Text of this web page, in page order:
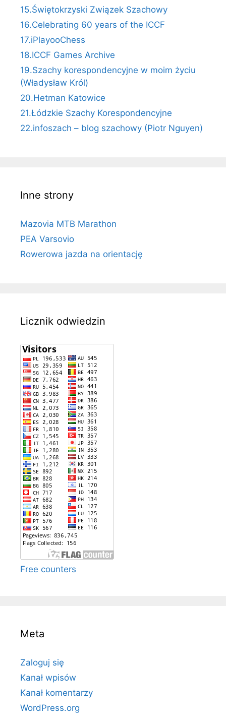
15.Świętokrzyski Związek Szachowy
16.Celebrating 60 years of the ICCF
17.iPlayooChess
18.ICCF Games Archive
19.Szachy korespondencyjne w moim życiu
(Władysław Król)
20.Hetman Katowice
21.Łódzkie Szachy Korespondencyjne
22.infoszach – blog szachowy (Piotr Nguyen)
Inne strony
Mazovia MTB Marathon
PEA Varsovio
Rowerowa jazda na orientację
Licznik odwiedzin
Free counters
Meta
Zaloguj się
Kanał wpisów
Kanał komentarzy
WordPress.org